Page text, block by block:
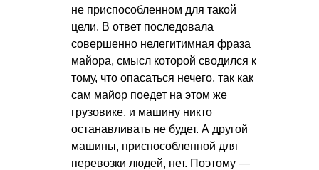
не приспособленном для такой
цели. В ответ последовала
совершенно нелегитимная фраза
майора, смысл которой сводился к
тому, что опасаться нечего, так как
сам майор поедет на этом же
грузовике, и машину никто
останавливать не будет. А другой
машины, приспособленной для
перевозки людей, нет. Поэтому —